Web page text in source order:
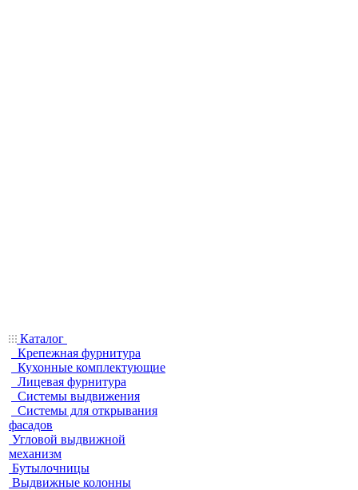
Каталог
Крепежная фурнитура
Кухонные комплектующие
Лицевая фурнитура
Системы выдвижения
Системы для открывания
фасадов
Угловой выдвижной
механизм
Бутылочницы
Выдвижные колонны